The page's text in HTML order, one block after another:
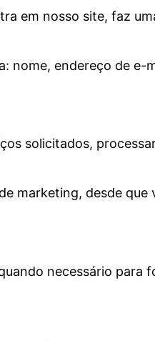
em nosso site, faz
nome, endereço de
solicitados,
marketing, desde
necessário